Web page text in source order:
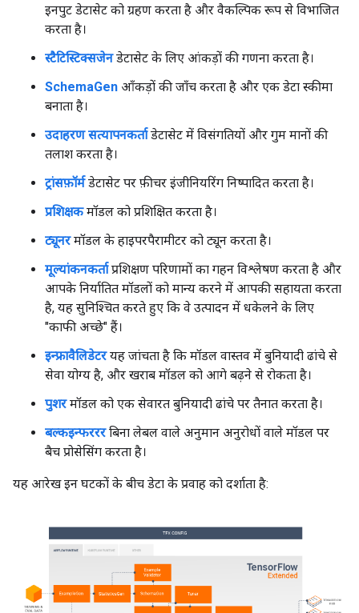
इनपुट डेटासेट को ग्रहण करता है और वैकल्पिक रूप से विभाजित
करता है।
स्टैटिस्टिक्सजेनडेटासेट के लिए आंकड़ों की गणना करता है।
SchemaGen आँकड़ों की जाँच करता है और एक डेटा स्कीमा
बनाता है।
उदाहरण सत्यापनकर्ताडेटासेट में विसंगतियों और गुम मानों की
तलाश करता है।
ट्रांसफ़ॉर्मडेटासेट पर फ़ीचर इंजीनियरिंग निष्पादित करता है।
प्रशिक्षकमॉडल को प्रशिक्षित करता है।
ट्यूनरमॉडल के हाइपरपैरामीटर को ट्यून करता है।
मूल्यांकनकर्ताप्रशिक्षण परिणामों का गहन विश्लेषण करता है और
आपके निर्यातित मॉडलों को मान्य करने में आपकी सहायता करता
है, यह सुनिश्चित करते हुए कि वे उत्पादन में धकेलने के लिए
"काफी अच्छे" हैं।
इन्फ्रावैलिडेटरयह जांचता है कि मॉडल वास्तव में बुनियादी ढांचे से
सेवा योग्य है, और खराब मॉडल को आगे बढ़ने से रोकता है।
पुशरमॉडल को एक सेवारत बुनियादी ढांचे पर तैनात करता है।
बल्कइन्फरररबिना लेबल वाले अनुमान अनुरोधों वाले मॉडल पर
बैच प्रोसेसिंग करता है।
यह आरेख इन घटकों के बीच डेटा के प्रवाह को दर्शाता है: